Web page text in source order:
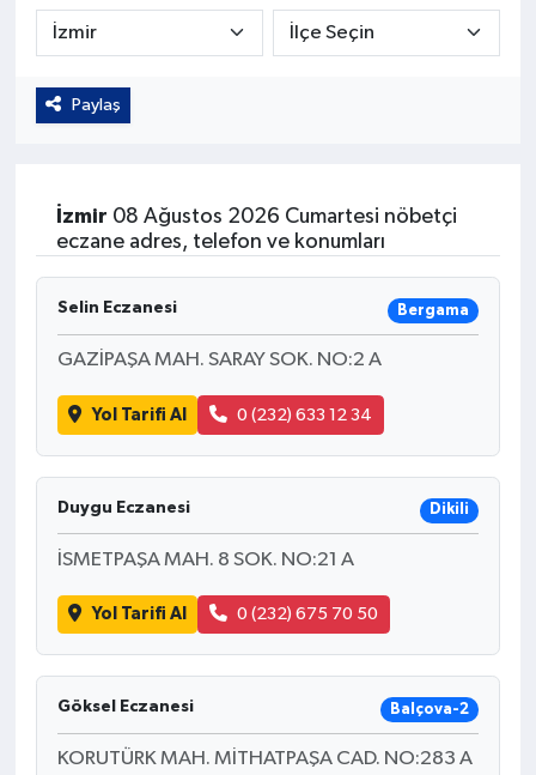
Paylaş
İzmir 08 Ağustos 2026 Cumartesi nöbetçi
eczane adres, telefon ve konumları
Selin Eczanesi Bergama
GAZİPAŞA MAH. SARAY SOK. NO:2 A
Yol Tarifi Al 0 (232) 633 12 34
Duygu Eczanesi Dikili
İSMETPAŞA MAH. 8 SOK. NO:21 A
Yol Tarifi Al 0 (232) 675 70 50
Göksel Eczanesi Balçova-2
KORUTÜRK MAH. MİTHATPAŞA CAD. NO:283 A
Kültür - Sanat
Yaşam